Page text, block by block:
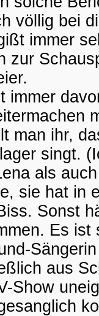
völlig bei
immer
zur
immer
man ihr,
singt.
als
sie hat in
Sonst
Es
aus
Show